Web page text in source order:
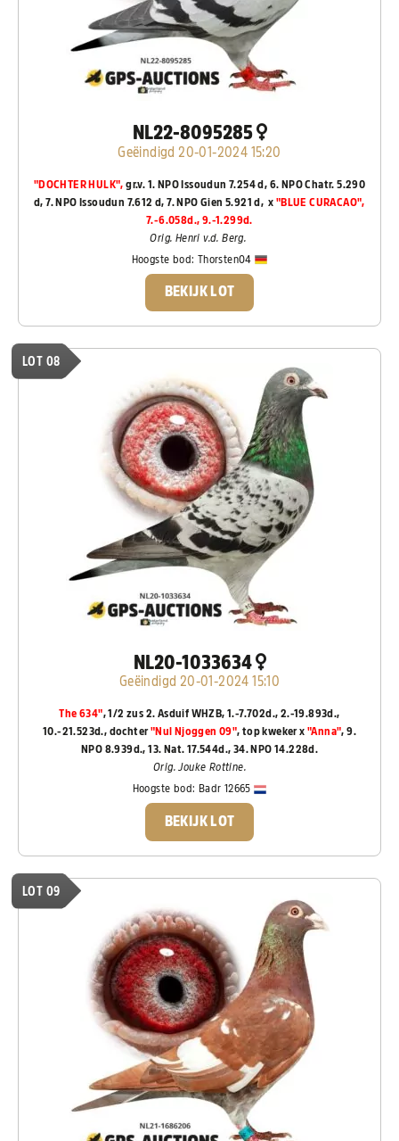
NL22-8095285
Geëindigd 20-01-2024 15:20
"DOCHTER HULK",gr.v. 1. NPO Issoudun 7.254 d, 6. NPO Chatr. 5.290
d, 7. NPO Issoudun 7.612 d, 7. NPO Gien 5.921 d, x "BLUE CURACAO",
7.-6.058d., 9.-1.299d.
Orig. Henri v.d. Berg.
Hoogste bod: Thorsten04
BEKIJK LOT
LOT 08
NL20-1033634
Geëindigd 20-01-2024 15:10
The 634", 1/2 zus 2. Asduif WHZB, 1.-7.702d., 2.-19.893d.,
10.-21.523d., dochter"Nul Njoggen 09", top kweker x"Anna", 9.
NPO 8.939d., 13. Nat. 17.544d., 34. NPO 14.228d.
Orig. Jouke Rottine.
Hoogste bod: Badr 12665
BEKIJK LOT
LOT 09